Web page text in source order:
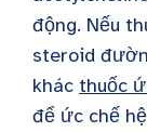
động. Nếu
steroid
khác thuốc
để ức chế